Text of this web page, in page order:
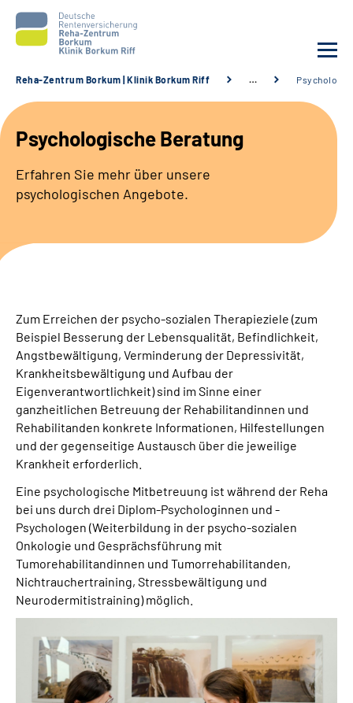
Unsere Klinik
Unsere Angebote
Service
Suche
Leichte Sprache
Gebärdensprache
Reha-Zentrum Borkum | Klinik Borkum Riff …
Psychologische Beratung
Erfahren Sie mehr über unsere
psychologischen Angebote.
Zum Erreichen der psycho-sozialen Therapieziele (zum
Beispiel Besserung der Lebensqualität, Befindlichkeit,
Angstbewältigung, Verminderung der Depressivität,
Krankheitsbewältigung und Aufbau der
Eigenverantwortlichkeit) sind im Sinne einer
ganzheitlichen Betreuung der Rehabilitandinnen und
Rehabilitanden konkrete Informationen, Hilfestellungen
und der gegenseitige Austausch über die jeweilige
Krankheit erforderlich.
Eine psychologische Mitbetreuung ist während der Reha
bei uns durch drei Diplom-Psychologinnen und -
Psychologen (Weiterbildung in der psycho-sozialen
Onkologie und Gesprächsführung mit
Tumorehabilitandinnen und Tumorrehabilitanden,
Nichtrauchertraining, Stressbewältigung und
Neurodermitistraining) möglich.